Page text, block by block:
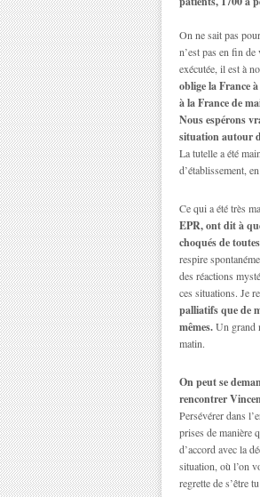
On ne sait pas
n’est pas en fin
exécutée, il est à
oblige la France
à la France de
Nous espérons
situation autour
La tutelle a été
d’établissement,
Ce qui a été très
EPR, ont dit à
choqués de
respire
des réactions
ces situations. Je
palliatifs que de
mêmes.Un grand
matin.
On peut se
rencontrer
Persévérer dans
prises de manière
d’accord avec la
situation, où l’on
regrette de s’être